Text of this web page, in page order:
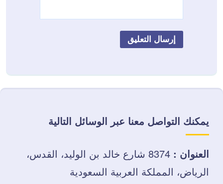
يمكنك التواصل معنا عبر الوسائل التالية
العنوان :
8374 شارع خالد بن الوليد، القدس،
الرياض، المملكة العربية السعودية